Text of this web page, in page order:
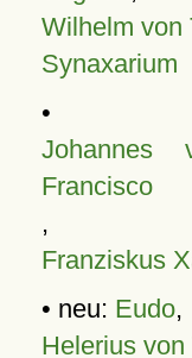
Wilhelm von
Synaxarium
•
Johannes
Francisco
,
Franziskus
• neu: Eudo,
Helerius von